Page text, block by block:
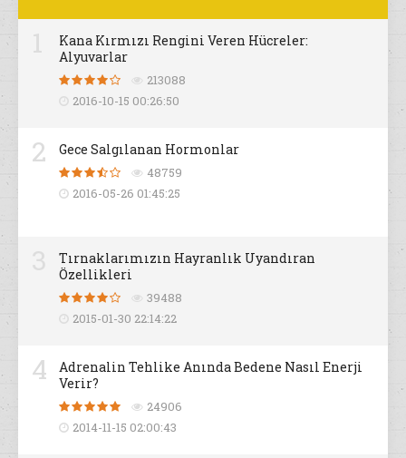
Kana Kırmızı Rengini Veren Hücreler:
Alyuvarlar
213088
2016-10-15 00:26:50
2 Gece Salgılanan Hormonlar
48759
2016-05-26 01:45:25
Tırnaklarımızın Hayranlık Uyandıran
Özellikleri
39488
2015-01-30 22:14:22
4
Adrenalin Tehlike Anında Bedene Nasıl Enerji
Verir?
24906
2014-11-15 02:00:43